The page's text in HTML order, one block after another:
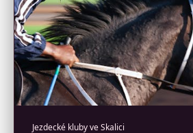
Jezdecké kluby ve Skalici